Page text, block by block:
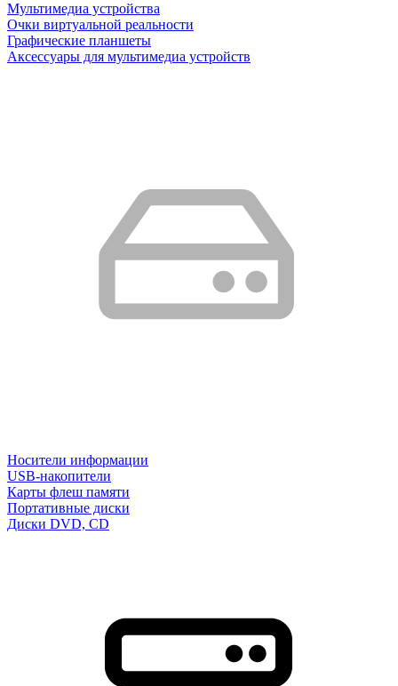
Мультимедиа устройства
Очки виртуальной реальности
Графические планшеты
Аксессуары для мультимедиа устройств
Носители информации
USB-накопители
Карты флеш памяти
Портативные диски
Диски DVD, CD